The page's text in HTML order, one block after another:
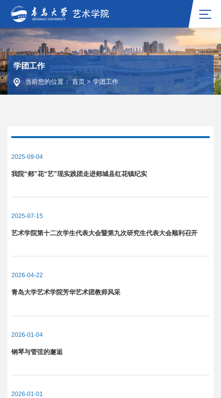
学团工作
当前您的位置：首页 >学团工作
2025-09-04
我院“郯”花“艺”现实践团走进郯城县红花镇纪实
2025-07-15
艺术学院第十二次学生代表大会暨第九次研究生代表大会顺利召开
2026-04-22
青岛大学艺术学院芳华艺术团教师风采
2026-01-04
钢琴与管弦的邂逅
2026-01-01